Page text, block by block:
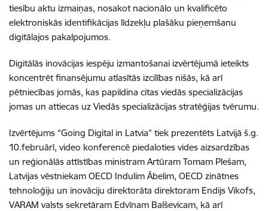
tiesību aktu izmaiņas, nosakot nacionālo un kvalificēto
elektroniskās identifikācijas līdzekļu plašāku pieņemšanu
digitālajos pakalpojumos.
Digitālās inovācijas iespēju izmantošanai izvērtējumā ieteikts
koncentrēt finansējumu atlasītās izcilības nišās, kā arī
pētniecības jomās, kas papildina citas viedās specializācijas
jomas un attiecas uz Viedās specializācijas stratēģijas tvērumu.
Izvērtējums “Going Digital in Latvia” tiek prezentēts Latvijā š.g.
10.februārī, video konferencē piedaloties vides aizsardzības
un reģionālās attīstības ministram Artūram Tomam Plešam,
Latvijas vēstniekam OECD Indulim Ābelim, OECD zinātnes
tehnoloģiju un inovāciju direktorāta direktoram Endijs Vikofs,
VARAM valsts sekretāram Edvīnam Balševicam, kā arī